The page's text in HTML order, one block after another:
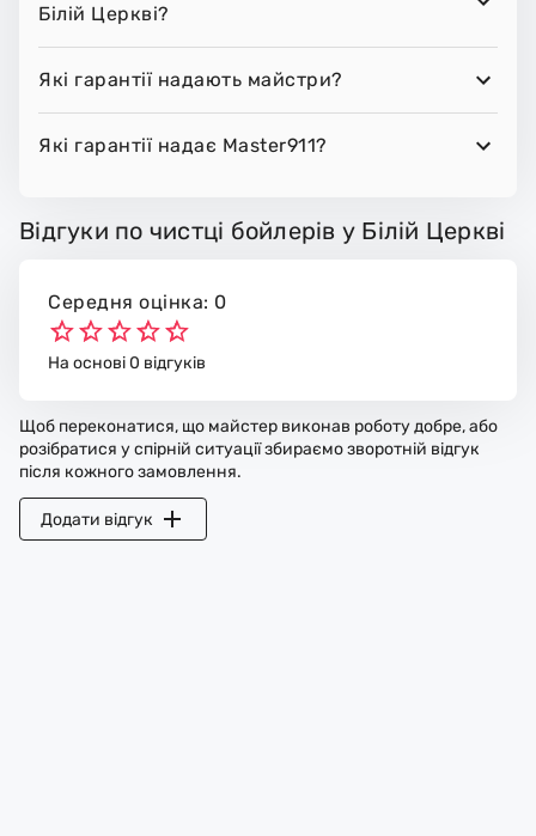
Білій Церкві?
Які гарантії надають майстри?
Які гарантії надає Master911?
Відгуки по чистці бойлерів у Білій Церкві
Середня оцінка: 0
На основі 0 відгуків
Щоб переконатися, що майстер виконав роботу добре, або
розібратися у спірній ситуації збираємо зворотній відгук
після кожного замовлення.
Додати відгук